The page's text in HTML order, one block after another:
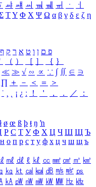
ㆇ ㆈ ㆉ ㆊ ㆋ ㆌ ㆍ
ㆎ
ΤΥ Φ Χ Ψ Ω α β γ δ ε ζ η
פ ם ן ו ט א ר ק ף
（ ） ［ ］ ｛ ｝
≪ ≫ √ ∽ ∝ ∵ ∫ ∬ ∈ ∋
∏ ＋ － ＜ ＝
＞
˙ ¸ ¡ ¿ ː ！ ＇ ， ． ／
：
ł ø œ ß þ ŧ ŋ ŉ
Р С Т У Ф Х Ц Ч Ш Щ Ъ
н о п р с т у ф х ц ч ш щ ъ
㎖ ㎗ ℓ ㎘ ㏄ ㎣ ㎤ ㎥ ㎦
㎏ ㏏ ㎈ ㎉ ㏈ ㎧ ㎨ ㎰
㎄ ㎺ ㎻ ㎽ ㎾ ㎿ ㎐ ㎑